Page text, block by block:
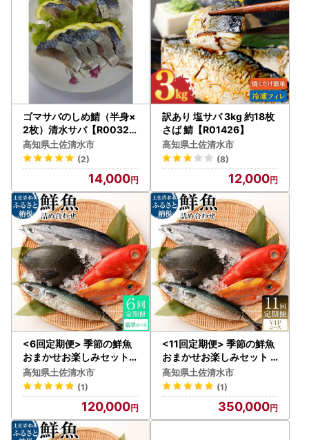
ゴマサバのしめ鯖（半身×
2枚）清水サバ【R00323
】
高知県土佐清水市
(2)
14,000
訳あり 塩サバ 3kg 約18枚
さば 鯖【R01426】
高知県土佐清水市
(8)
12,000
<6回定期便> 季節の鮮魚
おまかせお楽しみセット（
翡翠コース） 【J00049
】
高知県土佐清水市
(1)
120,000
<11回定期便> 季節の鮮魚
おまかせお楽しみセット
（ＶＩＰコース） 【J000
56】
高知県土佐清水市
(1)
350,000